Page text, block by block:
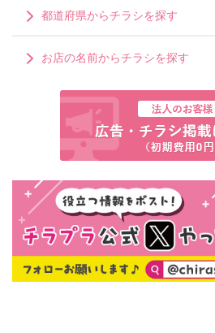
都道府県からチラシを探す
お店の名前からチラシを探す